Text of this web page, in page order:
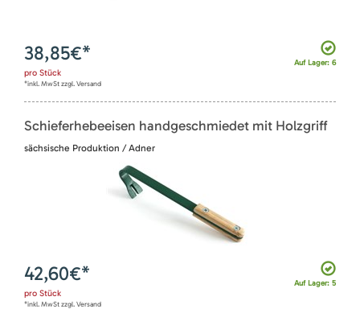
Auf Lager: 6
38,85€*
pro Stück
*inkl. MwSt zzgl. Versand
Schieferhebeeisen handgeschmiedet mit Holzgriff
sächsische Produktion / Adner
Auf Lager: 5
42,60€*
pro Stück
*inkl. MwSt zzgl. Versand